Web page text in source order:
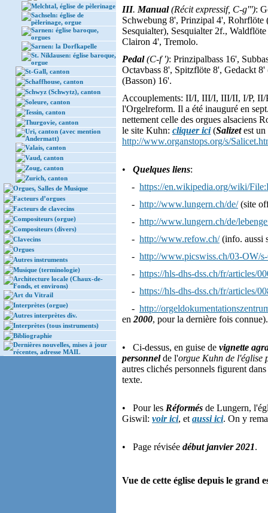
Melchtal, église de pèlerinage
Sachseln: église de
pèlerinage, orgue
Sarnen: église baroque,
orgues
Sarnen: la Dorfkapelle
St. Niklausen: église baroque,
orgue
St-Gall, canton
Schaffhouse, canton
Schwyz (Schwytz), canton
Soleure, canton
Tessin, canton
Thurgovie, canton
Uri, canton (avec mention
Andermatt)
Valais, canton
Vaud, canton
Zoug, canton
Zurich, canton
Orgues, Salles de Musique
Facteurs d’orgues
Facteurs de clavecins
Compositeurs (orgue)
Compositeurs (divers)
Clavecins
Orgues
Autres instruments
Musique (terminologie)
Architecture locale (Chaux-de-
Fonds, et environs)
Art du Vitrail
Interprètes (orgue)
Autres interprètes div.
Interprètes (tous instruments)
Bibliographie
Dernières nouvelles, mises à jour
récentes, adresse MAIL
III. Manual (Récit expressif, C-g'''):
Schwebung 8', Prinzipal 4', Rohrflöte
Sesquialter), Sesquialter 2f.,
Clairon 4', Tremolo.
Pedal (C-f '): Prinzipalbass 16',
Octavbass 8', Spitzflöte 8', Gedackt
(Basson) 16'.
Accouplements: II/I, III/I, III/II, I/P, II/
l'Orgelreform. Il a été inauguré en
nettement celle des orgues alsaciens
le site Kuhn: cliquer ici(Salizetest un
http://www.organstops.org/s/
• Quelques liens:
- https://en.wikipedia.org/wiki/
- http://www.lungern.ch/de/(site
- http://www.lungern.ch/de/
- http://www.refow.ch/(info. aussi
- http://www.picswiss.ch/03-OW/
- https://hls-dhs-dss.ch/fr/articles/
- https://hls-dhs-dss.ch/fr/articles/
- http://
en 2000, pour la dernière fois
• Ci-dessus, en guise de vignette
personnelde l'orgue Kuhn de l'église
autres clichés personnels figurent
texte.
• Pour les Réformés de Lungern,
Giswil: voir ici, et aussi ici. On y
• Page révisée début janvier 2021.
Vue de cette église depuis le grand